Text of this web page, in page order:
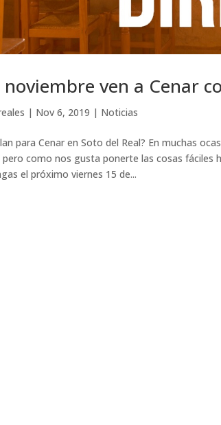
noviembre ven a Cenar
| Nov 6, 2019 | Noticias
para Cenar en Soto del Real? En muchas
pero como nos gusta ponerte las cosas fáciles
el próximo viernes 15 de...